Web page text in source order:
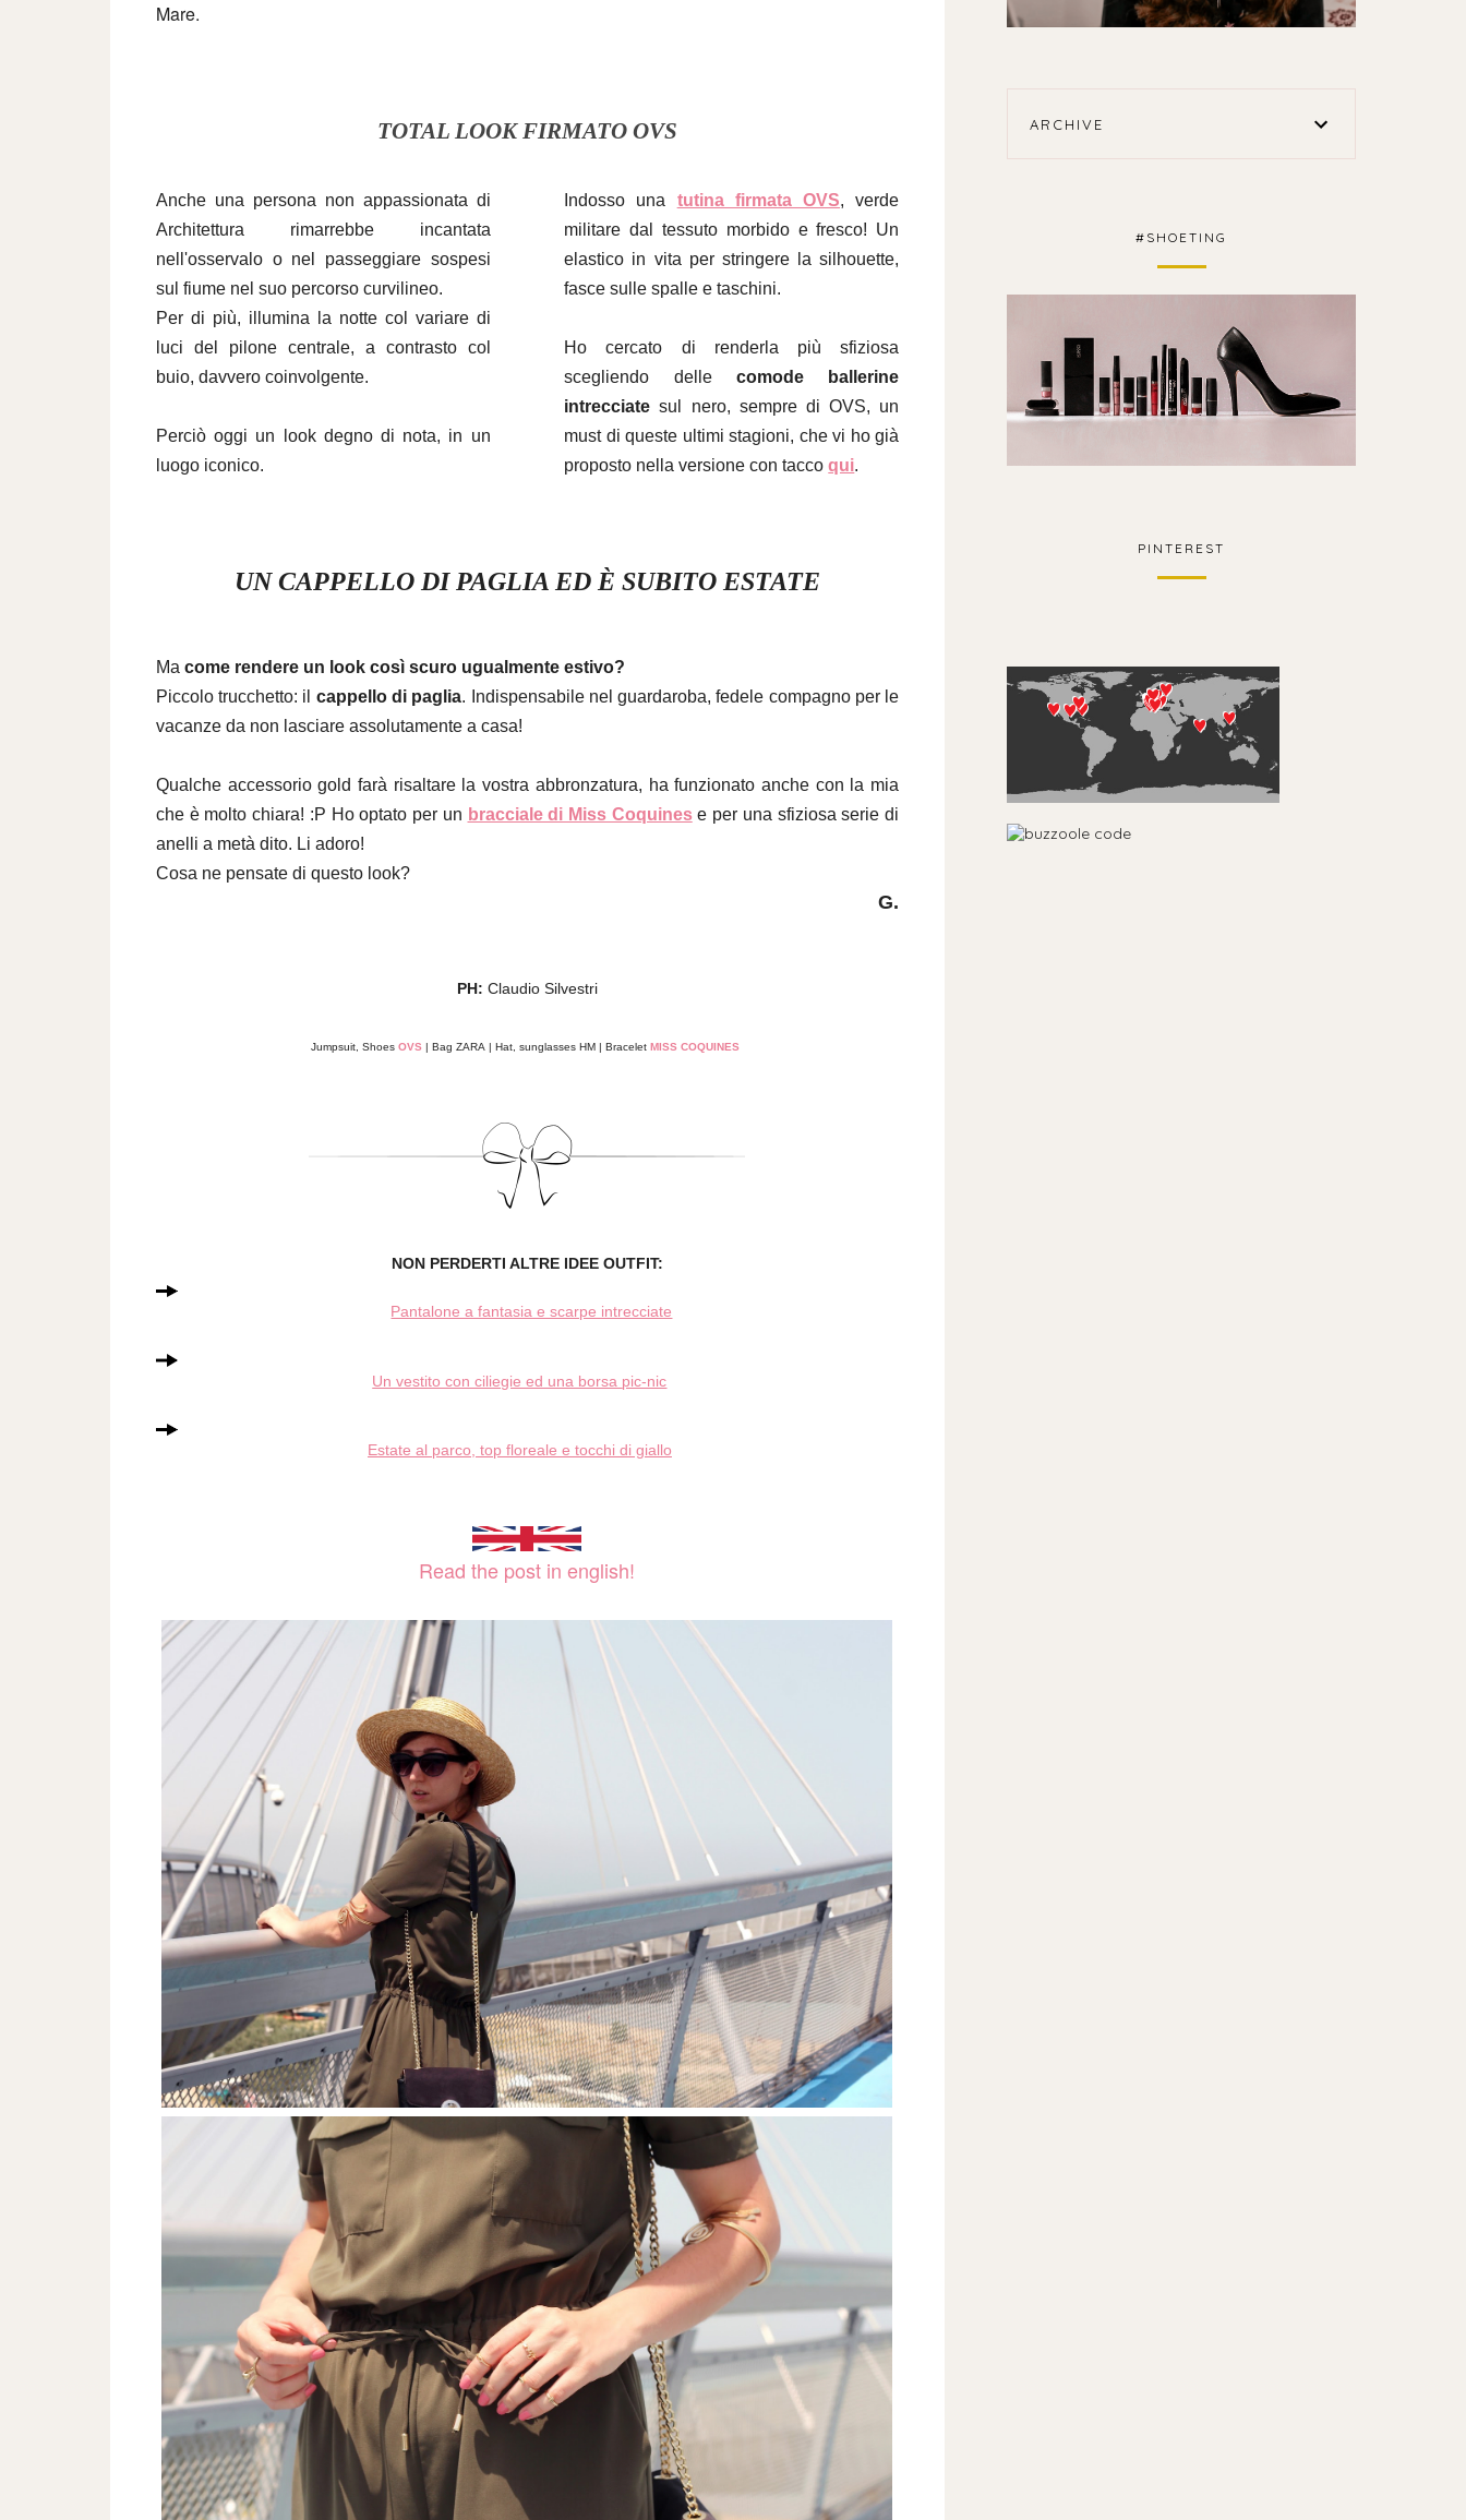
Mare.
TOTAL LOOK FIRMATO OVS
Anche una persona non appassionata di
Architettura rimarrebbe incantata
nell'osservalo o nel passeggiare sospesi
sul fiume nel suo percorso curvilineo.
Per di più, illumina la notte col variare di
luci del pilone centrale, a contrasto col
buio, davvero coinvolgente.
Perciò oggi un look degno di nota, in un
luogo iconico.
Indosso una tutina firmata OVS, verde
militare dal tessuto morbidoe fresco! Un
elastico in vita per stringere lasilhouette,
fasce sulle spalle e taschini.
Ho cercato di renderla più sfiziosa
scegliendo dellecomode ballerine
intrecciate sul nero, sempre di OVS, un
must di queste ultimi stagioni, che vi ho già
proposto nella versione con taccoqui.
UN CAPPELLO DI PAGLIA ED È SUBITO ESTATE
Ma come rendere un look così scuro ugualmente estivo?
Piccolo trucchetto: il cappello di paglia. Indispensabile nel guardaroba, fedele compagno per le
vacanze da non lasciare assolutamente a casa!
Qualche accessorio gold farà risaltare la vostra abbronzatura, ha funzionato anche con la mia
che è molto chiara! :P Ho optato per un bracciale di Miss Coquinese per una sfiziosaserie di
anelli a metà dito. Li adoro!
Cosa ne pensate di questo look?
G.
PH: Claudio Silvestri
Jumpsuit, Shoes OVS | Bag ZARA | Hat, sunglasses HM | BraceletMISS COQUINES
NON PERDERTI ALTRE IDEE OUTFIT:
Pantalone a fantasia e scarpe intrecciate
Un vestito con ciliegie ed una borsa pic-nic
Estate al parco, top floreale e tocchi di giallo
Read the post in english!
ARCHIVE
#SHOETING
PINTEREST